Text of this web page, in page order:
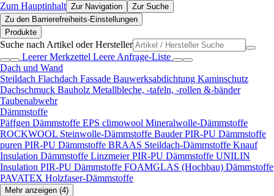
Zum Hauptinhalt Zur Navigation
Zur Suche
Zu den Barrierefreiheits-Einstellungen
Produkte
Suche nach Artikel oder Hersteller
Leerer Merkzettel Leere Anfrage-Liste
Dach und Wand
Steildach Flachdach Fassade Bauwerksabdichtung Kaminschutz
Dachschmuck Bauholz Metallbleche, -tafeln, -rollen &-bänder
Taubenabwehr
Dämmstoffe
Päffgen Dämmstoffe EPS climowool Mineralwolle-Dämmstoffe
ROCKWOOL Steinwolle-Dämmstoffe Bauder PIR-PU Dämmstoffe
puren PIR-PU Dämmstoffe BRAAS Steildach-Dämmstoffe Knauf
Insulation Dämmstoffe Linzmeier PIR-PU Dämmstoffe UNILIN
Insulation PIR-PU Dämmstoffe FOAMGLAS (Hochbau) Dämmstoffe
PAVATEX Holzfaser-Dämmstoffe
Mehr anzeigen (4)